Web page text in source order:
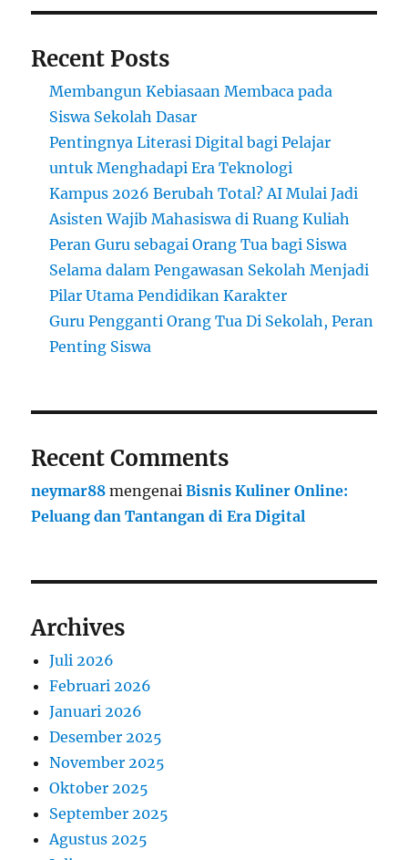
di
Recent Posts
Membangun Kebiasaan Membaca pada
Siswa Sekolah Dasar
Pentingnya Literasi Digital bagi Pelajar
untuk Menghadapi Era Teknologi
Kampus 2026 Berubah Total? AI Mulai Jadi
Asisten Wajib Mahasiswa di Ruang Kuliah
Peran Guru sebagai Orang Tua bagi Siswa
Selama dalam Pengawasan Sekolah Menjadi
Pilar Utama Pendidikan Karakter
Guru Pengganti Orang Tua Di Sekolah, Peran
Penting Siswa
Recent Comments
neymar88 mengenaiBisnis Kuliner Online:
Peluang dan Tantangan di Era Digital
Archives
Juli 2026
Februari 2026
Januari 2026
Desember 2025
November 2025
Oktober 2025
September 2025
Agustus 2025